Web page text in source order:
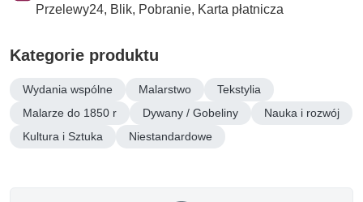
Przelewy24, Blik, Pobranie, Karta płatnicza
Kategorie produktu
Wydania wspólne Malarstwo
Tekstylia
Malarze do 1850 r
Dywany / Gobeliny
Nauka i rozwój
Kultura i Sztuka
Niestandardowe